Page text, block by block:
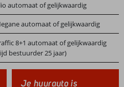
automaat of gelijkwaardig
automaat of gelijkwaardig
8+1 automaat of gelijkwaardig
bestuurder 25 jaar)
Je huurauto is